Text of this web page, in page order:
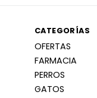
CATEGORÍAS
OFERTAS
FARMACIA
PERROS
GATOS